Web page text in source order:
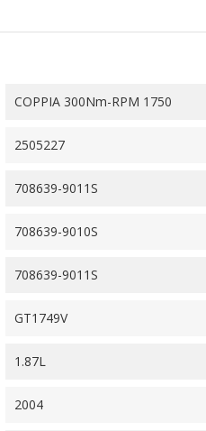
COPPIA 300Nm-RPM 1750
2505227
708639-9011S
708639-9010S
708639-9011S
GT1749V
1.87L
2004